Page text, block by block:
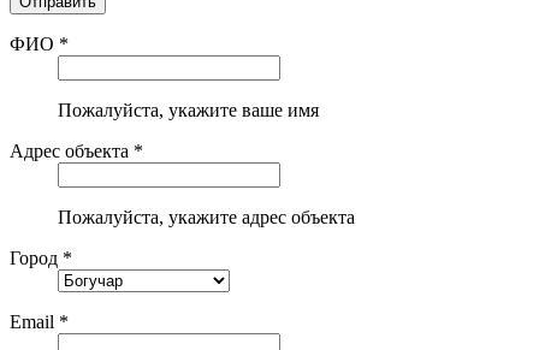
ФИО *
Пожалуйста, укажите ваше имя
Адрес объекта *
Пожалуйста, укажите адрес объекта
Город *
Email *